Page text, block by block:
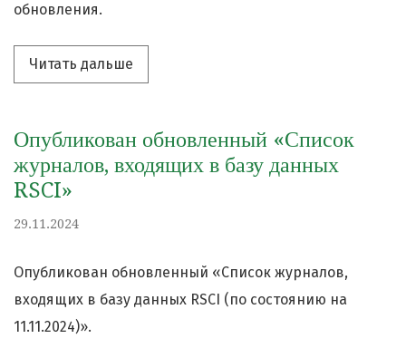
обновления.
Читать дальше
Опубликован обновленный «Список
журналов, входящих в базу данных
RSCI»
29.11.2024
Опубликован обновленный «Список журналов,
входящих в базу данных RSCI (по состоянию на
11.11.2024)».